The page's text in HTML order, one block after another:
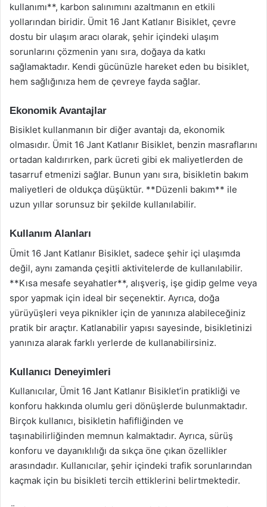
kullanımı**, karbon salınımını azaltmanın en etkili
yollarından biridir. Ümit 16 Jant Katlanır Bisiklet, çevre
dostu bir ulaşım aracı olarak, şehir içindeki ulaşım
sorunlarını çözmenin yanı sıra, doğaya da katkı
sağlamaktadır. Kendi gücünüzle hareket eden bu bisiklet,
hem sağlığınıza hem de çevreye fayda sağlar.
Ekonomik Avantajlar
Bisiklet kullanmanın bir diğer avantajı da, ekonomik
olmasıdır. Ümit 16 Jant Katlanır Bisiklet, benzin masraflarını
ortadan kaldırırken, park ücreti gibi ek maliyetlerden de
tasarruf etmenizi sağlar. Bunun yanı sıra, bisikletin bakım
maliyetleri de oldukça düşüktür. **Düzenli bakım** ile
uzun yıllar sorunsuz bir şekilde kullanılabilir.
Kullanım Alanları
Ümit 16 Jant Katlanır Bisiklet, sadece şehir içi ulaşımda
değil, aynı zamanda çeşitli aktivitelerde de kullanılabilir.
**Kısa mesafe seyahatler**, alışveriş, işe gidip gelme veya
spor yapmak için ideal bir seçenektir. Ayrıca, doğa
yürüyüşleri veya piknikler için de yanınıza alabileceğiniz
pratik bir araçtır. Katlanabilir yapısı sayesinde, bisikletinizi
yanınıza alarak farklı yerlerde de kullanabilirsiniz.
Kullanıcı Deneyimleri
Kullanıcılar, Ümit 16 Jant Katlanır Bisiklet’in pratikliği ve
konforu hakkında olumlu geri dönüşlerde bulunmaktadır.
Birçok kullanıcı, bisikletin hafifliğinden ve
taşınabilirliğinden memnun kalmaktadır. Ayrıca, sürüş
konforu ve dayanıklılığı da sıkça öne çıkan özellikler
arasındadır. Kullanıcılar, şehir içindeki trafik sorunlarından
kaçmak için bu bisikleti tercih ettiklerini belirtmektedir.